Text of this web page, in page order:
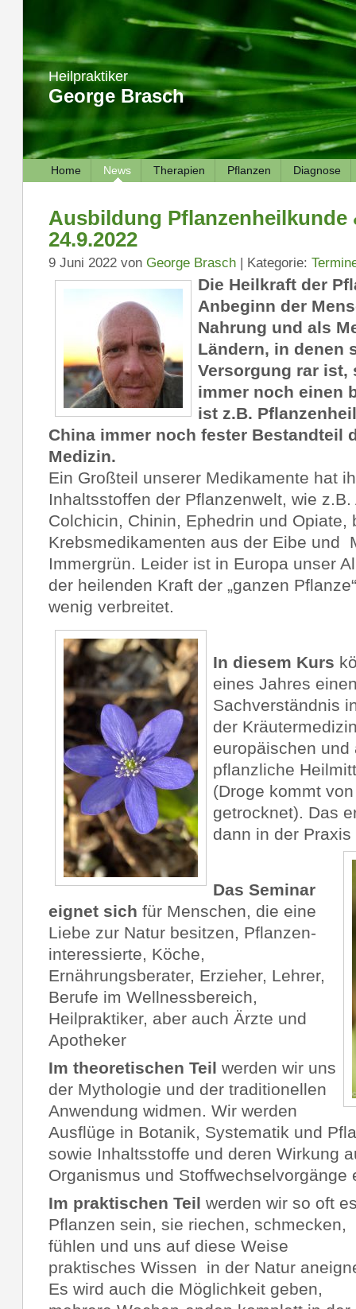
Heilpraktiker
George Brasch
Home News Therapien Pflanzen Diagnose
Ausbildung Pflanzenheilkunde
24.9.2022
9 Juni 2022 von George Brasch| Kategorie:
Die Heilkraft der
Anbeginn der
Nahrung und als
Ländern, in denen
Versorgung rar ist,
immer noch einen
ist z.B.
China immer noch fester Bestandteil
Medizin.
Ein Großteil unserer Medikamente hat
Inhaltsstoffen der Pflanzenwelt, wie
Colchicin, Chinin, Ephedrin und Opiate,
Krebsmedikamenten aus der Eibe und
Immergrün. Leider ist in Europa unser
der heilenden Kraft der „ganzen
wenig verbreitet.
In diesem Kurs
eines Jahres
Sachverständnis
der
europäischen
pflanzliche
(Droge kommt
getrocknet). Das
dann in der
Das Seminar
eignet sich für Menschen, die eine
Liebe zur Natur besitzen, Pflanzen-
interessierte, Köche,
Ernährungsberater, Erzieher, Lehrer,
Berufe im Wellnessbereich,
Heilpraktiker, aber auch Ärzte und
Apotheker
Im theoretischen Teil werden wir uns
der Mythologie und der traditionellen
Anwendung widmen. Wir werden
Ausflüge in Botanik, Systematik und
sowie Inhaltsstoffe und deren Wirkung
Organismus und Stoffwechselvorgänge
Im praktischen Teil werden wir so oft
Pflanzen sein, sie riechen, schmecken,
fühlen und uns auf diese Weise
praktisches Wissen in der Natur
Es wird auch die Möglichkeit geben,